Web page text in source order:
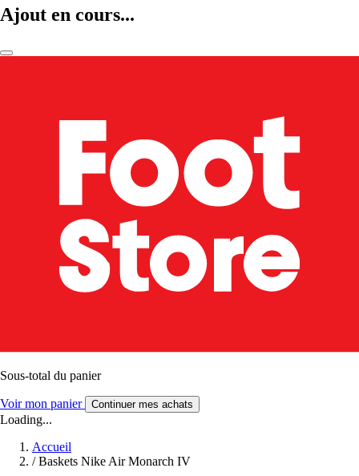
Ajout en cours...
Sous-total du panier
Voir mon panier Continuer mes achats
Loading...
Accueil
/ Baskets Nike Air Monarch IV